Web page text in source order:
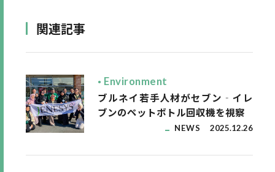
関連記事
Environment
ブルネイ若手人材がセブン‐イレ
ブンのペットボトル回収機を視察
NEWS 2025.12.26